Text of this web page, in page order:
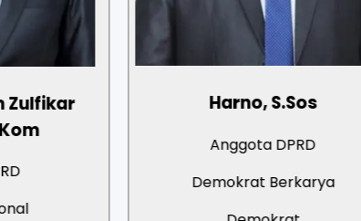
Harno, S.Sos
Anggota DPRD
Demokrat Berkarya